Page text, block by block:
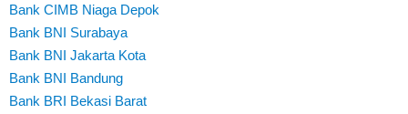
Bank CIMB Niaga Depok
Bank BNI Surabaya
Bank BNI Jakarta Kota
Bank BNI Bandung
Bank BRI Bekasi Barat